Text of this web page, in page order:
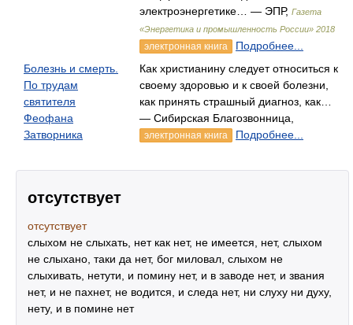
электроэнергетике… — ЭПР, Газета
«Энергетика и промышленность России» 2018
электронная книга
Подробнее...
Болезнь и смерть.
По трудам
святителя
Феофана
Затворника
Как христианину следует относиться к
своему здоровью и к своей болезни,
как принять страшный диагноз, как…
— Сибирская Благозвонница,
электронная книга Подробнее...
отсутствует
отсутствует
слыхом не слыхать, нет как нет, не имеется, нет, слыхом
не слыхано, таки да нет, бог миловал, слыхом не
слыхивать, нетути, и помину нет, и в заводе нет, и звания
нет, и не пахнет, не водится, и следа нет, ни слуху ни духу,
нету, и в помине нет